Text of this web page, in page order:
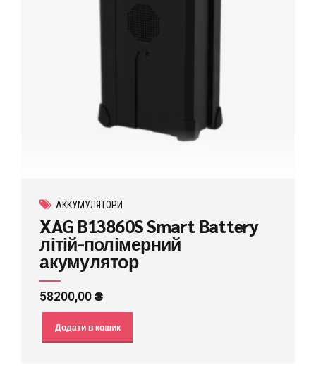
АККУМУЛЯТОРИ
XAG B13860S Smart Battery
літій-полімерний
акумулятор
58200,00₴
Додати в кошик